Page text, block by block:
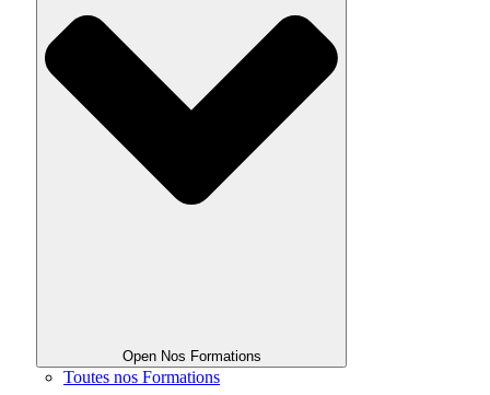
Open Nos Formations
Toutes nos Formations